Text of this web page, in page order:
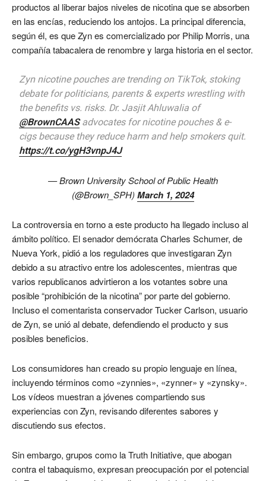
productos al liberar bajos niveles de nicotina que se absorben
en las encías, reduciendo los antojos. La principal diferencia,
según él, es que Zyn es comercializado por Philip Morris, una
compañía tabacalera de renombre y larga historia en el sector.
Zyn nicotine pouches are trending on TikTok, stoking
debate for politicians, parents & experts wrestling with
the benefits vs. risks. Dr. Jasjit Ahluwalia of
@BrownCAASadvocates for nicotine pouches & e-
cigs because they reduce harm and help smokers quit.
https://t.co/ygH3vnpJ4J
— Brown University School of Public Health
(@Brown_SPH) March 1, 2024
La controversia en torno a este producto ha llegado incluso al
ámbito político. El senador demócrata Charles Schumer, de
Nueva York, pidió a los reguladores que investigaran Zyn
debido a su atractivo entre los adolescentes, mientras que
varios republicanos advirtieron a los votantes sobre una
posible “prohibición de la nicotina” por parte del gobierno.
Incluso el comentarista conservador Tucker Carlson, usuario
de Zyn, se unió al debate, defendiendo el producto y sus
posibles beneficios.
Los consumidores han creado su propio lenguaje en línea,
incluyendo términos como «zynnies», «zynner» y «zynsky».
Los vídeos muestran a jóvenes compartiendo sus
experiencias con Zyn, revisando diferentes sabores y
discutiendo sus efectos.
Sin embargo, grupos como la Truth Initiative, que abogan
contra el tabaquismo, expresan preocupación por el potencial